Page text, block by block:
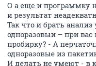
О а еще и программку
и результат
Так что и брать
одноразовый – при
пробирку? - А
одноразовые из
И делать не умеют - в